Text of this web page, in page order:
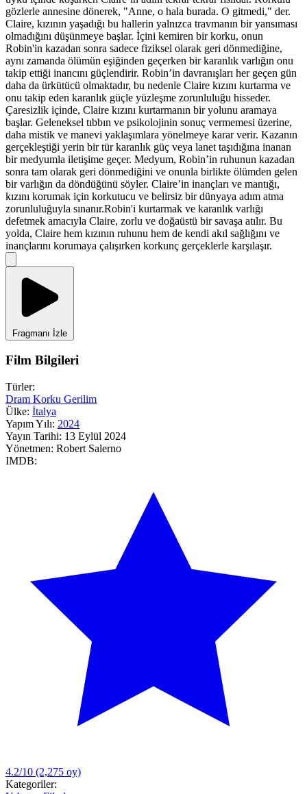
gözlerle annesine dönerek, "Anne, o hala burada. O gitmedi," der.
Claire, kızının yaşadığı bu hallerin yalnızca travmanın bir yansıması
olmadığını düşünmeye başlar. İçini kemiren bir korku, onun
Robin'in kazadan sonra sadece fiziksel olarak geri dönmediğine,
aynı zamanda ölümün eşiğinden geçerken bir karanlık varlığın onu
takip ettiği inancını güçlendirir. Robin’in davranışları her geçen gün
daha da ürkütücü olmaktadır, bu nedenle Claire kızını kurtarma ve
onu takip eden karanlık güçle yüzleşme zorunluluğu hisseder.
Çaresizlik içinde, Claire kızını kurtarmanın bir yolunu aramaya
başlar. Geleneksel tıbbın ve psikolojinin sonuç vermemesi üzerine,
daha mistik ve manevi yaklaşımlara yönelmeye karar verir. Kazanın
gerçekleştiği yerin bir tür karanlık güç veya lanet taşıdığına inanan
bir medyumla iletişime geçer. Medyum, Robin’in ruhunun kazadan
sonra tam olarak geri dönmediğini ve onunla birlikte ölümden gelen
bir varlığın da döndüğünü söyler. Claire’in inançları ve mantığı,
kızını korumak için korkutucu ve belirsiz bir dünyaya adım atma
zorunluluğuyla sınanır.Robin'i kurtarmak ve karanlık varlığı
defetmek amacıyla Claire, zorlu ve doğaüstü bir savaşa atılır. Bu
yolda, Claire hem kızının ruhunu hem de kendi akıl sağlığını ve
inançlarını korumaya çalışırken korkunç gerçeklerle karşılaşır.
Fragmanı İzle
Film Bilgileri
Türler:
Dram Korku Gerilim
Ülke: İtalya
Yapım Yılı: 2024
Yayın Tarihi: 13 Eylül 2024
Yönetmen: Robert Salerno
IMDB:
4.2/10 (2,275 oy)
Kategoriler: